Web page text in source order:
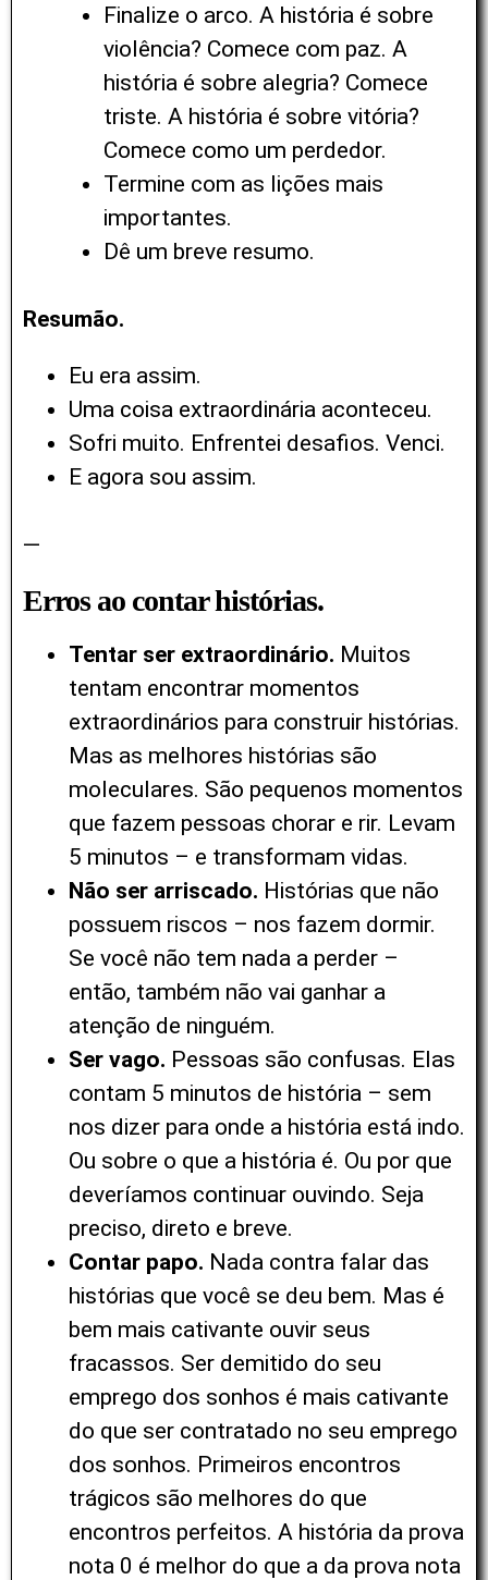
Finalize o arco. A história é sobre
violência? Comece com paz. A
história é sobre alegria? Comece
triste. A história é sobre vitória?
Comece como um perdedor.
Termine com as lições mais
importantes.
Dê um breve resumo.
Resumão.
Eu era assim.
Uma coisa extraordinária aconteceu.
Sofri muito. Enfrentei desafios. Venci.
E agora sou assim.
—
Erros ao contar histórias.
Tentar ser extraordinário. Muitos
tentam encontrar momentos
extraordinários para construir histórias.
Mas as melhores histórias são
moleculares. São pequenos momentos
que fazem pessoas chorar e rir. Levam
5 minutos – e transformam vidas.
Não ser arriscado. Histórias que não
possuem riscos – nos fazem dormir.
Se você não tem nada a perder –
então, também não vai ganhar a
atenção de ninguém.
Ser vago. Pessoas são confusas. Elas
contam 5 minutos de história – sem
nos dizer para onde a história está indo.
Ou sobre o que a história é. Ou por que
deveríamos continuar ouvindo. Seja
preciso, direto e breve.
Contar papo. Nada contra falar das
histórias que você se deu bem. Mas é
bem mais cativante ouvir seus
fracassos. Ser demitido do seu
emprego dos sonhos é mais cativante
do que ser contratado no seu emprego
dos sonhos. Primeiros encontros
trágicos são melhores do que
encontros perfeitos. A história da prova
nota 0 é melhor do que a da prova nota